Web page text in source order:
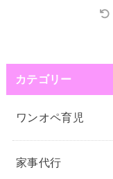
カテゴリー
ワンオペ育児
家事代行